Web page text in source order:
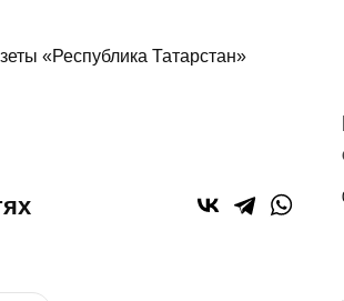
«Республика Татарстан»